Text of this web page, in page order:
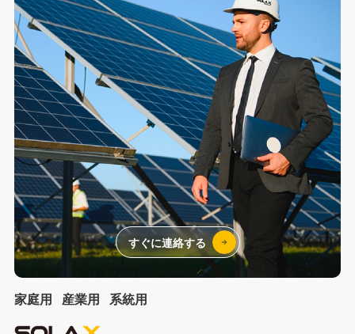
家庭用 産業用 系統用
すぐに連絡する